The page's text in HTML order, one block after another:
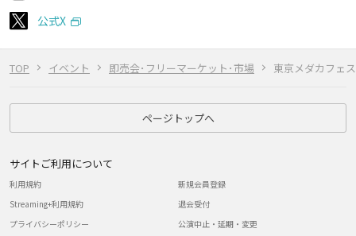
TOP イベント 即売会･フリーマーケット･市場 東京メダカフェ
公式X
ページトップへ
サイトご利用について
利用規約
Streaming+利用規約
プライバシーポリシー
新規会員登録
退会受付
公演中止・延期・変更